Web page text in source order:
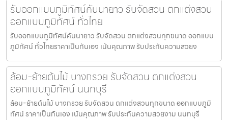
รับออกแบบภูมิทัศน์คันนายาว รับจัดสวน ตกแต่งสวน
ออกแบบภูมิทัศน์ ทั่วไทย
รับออกแบบภูมิทัศน์คันนายาว รับจัดสวน ตกแต่งสวนทุกขนาด ออกแบบ
ภูมิทัศน์ ทั่วไทยราคาเป็นกันเอง เน้นคุณภาพ รับประกันความสวยง
ล้อม-ย้ายต้นไม้ บางกรวย รับจัดสวน ตกแต่งสวน
ออกแบบภูมิทัศน์ นนทบุรี
ล้อม-ย้ายต้นไม้ บางกรวย รับจัดสวน ตกแต่งสวนทุกขนาด ออกแบบภูมิ
ทัศน์ ราคาเป็นกันเอง เน้นคุณภาพ รับประกันความสวยงาม นนทบุรี